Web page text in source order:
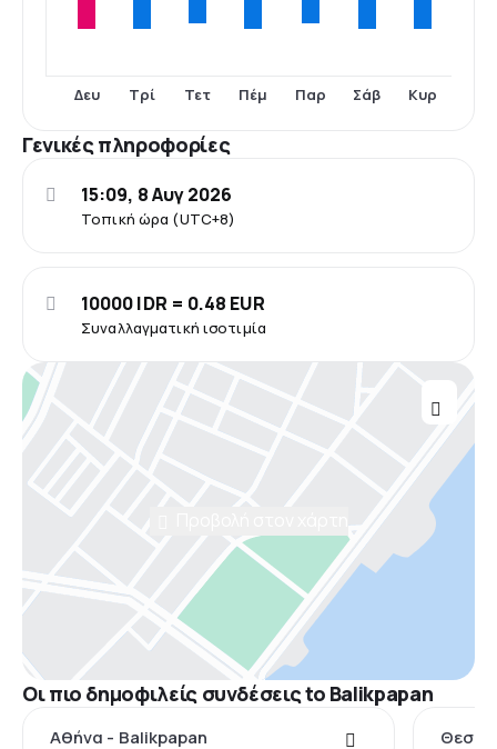
Δευ Τρί Τετ Πέμ Παρ Σάβ Κυρ
Γενικές πληροφορίες
Τοπική ώρα (UTC+8)
15:09, 8 Αυγ 2026
Συναλλαγματική ισοτιμία
10000 IDR = 0.48 EUR
Οι πιο δημοφιλείς συνδέσεις to Balikpapan
Αθήνα - Balikpapan